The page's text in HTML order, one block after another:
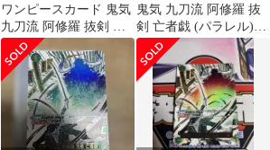
ワンピースカード 鬼気
九刀流 阿修羅 抜剣 亡
者戯 PSA10
鬼気 九刀流 阿修羅 抜
剣 亡者戯 (パラレル)
OP12-037